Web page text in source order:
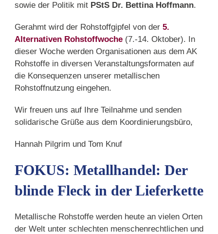
sowie der Politik mit PStS Dr. Bettina Hoffmann.
Gerahmt wird der Rohstoffgipfel von der 5.
Alternativen Rohstoffwoche (7.-14. Oktober). In
dieser Woche werden Organisationen aus dem AK
Rohstoffe in diversen Veranstaltungsformaten auf
die Konsequenzen unserer metallischen
Rohstoffnutzung eingehen.
Wir freuen uns auf Ihre Teilnahme und senden
solidarische Grüße aus dem Koordinierungsbüro,
Hannah Pilgrim und Tom Knuf
FOKUS: Metallhandel: Der
blinde Fleck in der Lieferkette
Metallische Rohstoffe werden heute an vielen Orten
der Welt unter schlechten menschenrechtlichen und